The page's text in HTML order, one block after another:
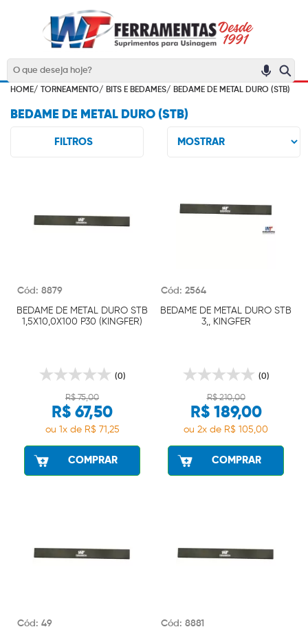
HOME/ TORNEAMENTO/ BITS E BEDAMES/ BEDAME DE METAL DURO (STB)
BEDAME DE METAL DURO (STB)
FILTROS
Cód: 8879
BEDAME DE METAL DURO STB
1,5X10,0X100 P30 (KINGFER)
(0)
R$ 75,00
R$ 67,50
ou 1x de R$ 71,25
COMPRAR
Cód: 2564
BEDAME DE METAL DURO STB
3,, KINGFER
(0)
R$ 210,00
R$ 189,00
ou 2x de R$ 105,00
COMPRAR
Cód: 49 Cód: 8881